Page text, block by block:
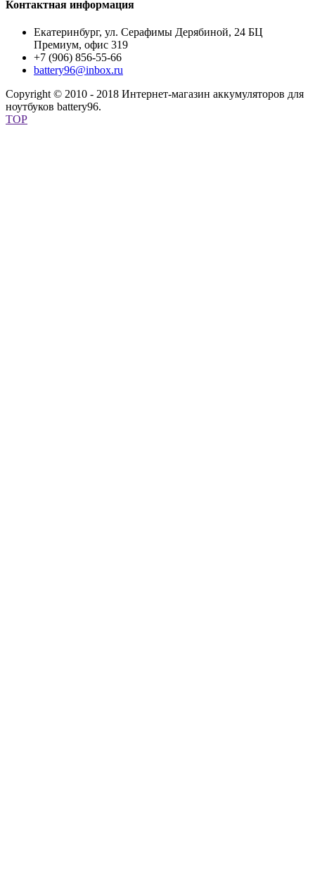
Контактная информация
Екатеринбург, ул. Серафимы Дерябиной, 24 БЦ
Премиум, офис 319
+7 (906) 856-55-66
battery96@inbox.ru
Copyright © 2010 - 2018 Интернет-магазин аккумуляторов для
ноутбуков battery96.
TOP